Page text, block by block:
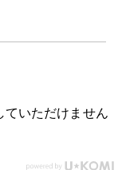
ていただけません